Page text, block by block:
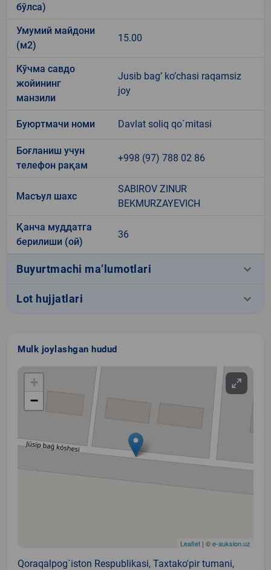
бўлса)
Умумий майдони
(м2)
15.00
Кўчма савдо
жойининг
манзили
Jusib bag’ ko’chasi raqamsiz
joy
Буюртмачи номи Davlat soliq qo`mitasi
Боғланиш учун
телефон рақам
+998 (97) 788 02 86
Масъул шахс
SABIROV ZINUR
BEKMURZAYEVICH
Қанча муддатга
берилиши (ой)
36
Buyurtmachi ma’lumotlari keyboard_arrow_down
Lot hujjatlari keyboard_arrow_down
Mulk joylashgan hudud
+
−
Leaflet | ©e-auksion.uz
Qoraqalpog`iston Respublikasi, Taxtako'pir tumani,